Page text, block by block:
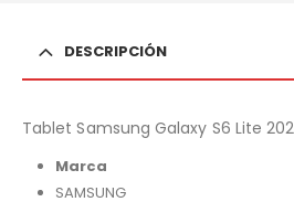
DESCRIPCIÓN
Tablet Samsung Galaxy S6 Lite
Marca
SAMSUNG